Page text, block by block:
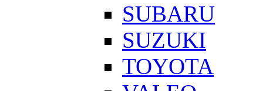
SUBARU
SUZUKI
TOYOTA